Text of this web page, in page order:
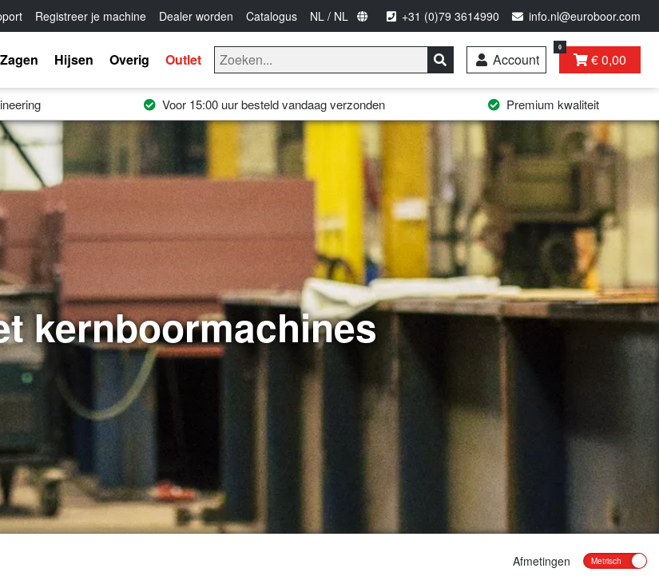
Registreer je machine Dealer worden Catalogus NL / NL +31 (0)79 3614990 info.nl@euroboor.com
Zagen Hijsen Overig Outlet Account
0
€ 0,00
Voor 15:00 uur besteld vandaag verzonden Premium kwaliteit
kernboormachines
Afmetingen